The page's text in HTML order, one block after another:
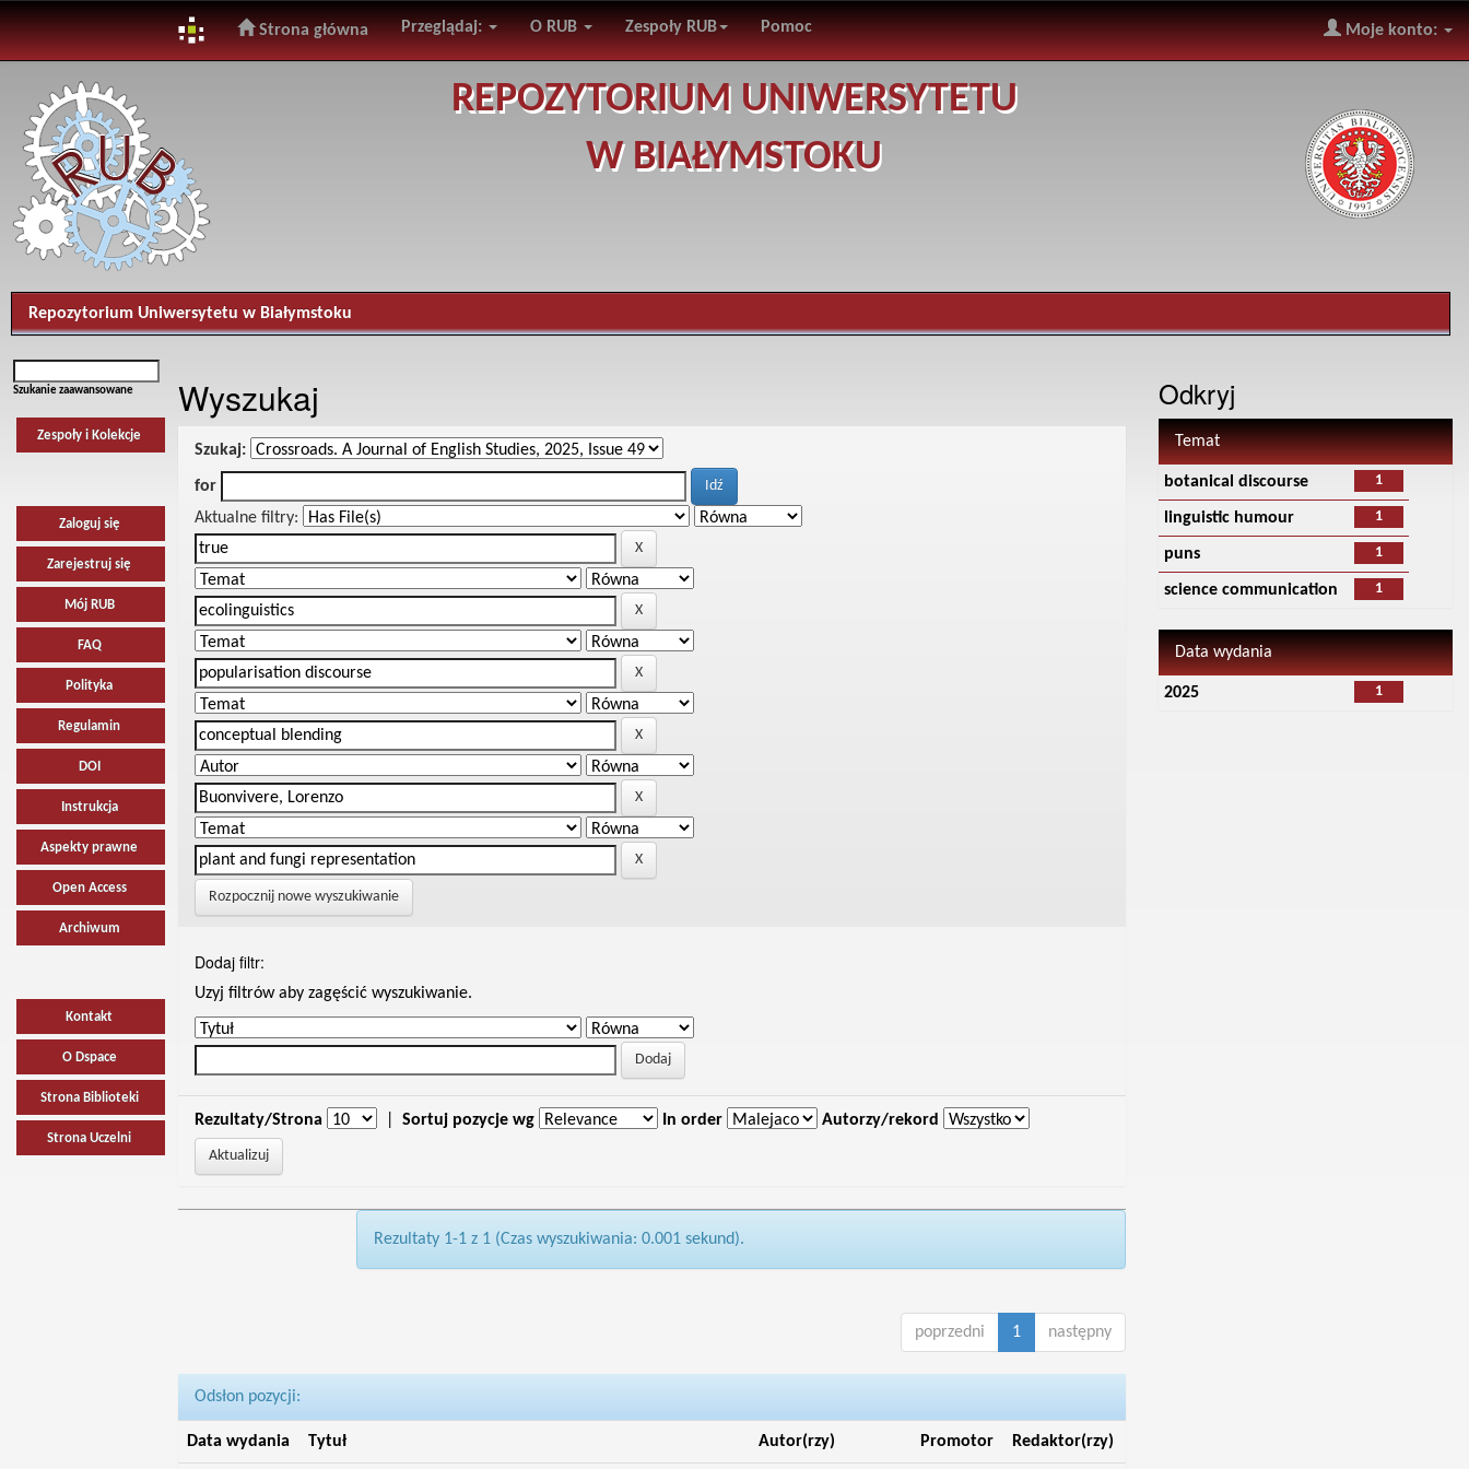
navigation
Strona główna Przeglądaj: O RUB Zespoły RUB Pomoc Moje konto:
REPOZYTORIUM UNIWERSYTETU
W BIAŁYMSTOKU
Repozytorium Uniwersytetu w Białymstoku
Szukanie zaawansowane
Zespoły i Kolekcje
Zaloguj się
Zarejestruj się
Mój RUB
FAQ
Polityka
Regulamin
DOI
Instrukcja
Aspekty prawne
Open Access
Archiwum
Kontakt
O Dspace
Strona Biblioteki
Strona Uczelni
Wyszukaj
Szukaj:
for
Aktualne filtry:
Rozpocznij nowe wyszukiwanie
Dodaj filtr:
Uzyj filtrów aby zagęścić wyszukiwanie.
Rezultaty/Strona Sortuj pozycje wg In order Autorzy/rekord
Rezultaty 1-1 z 1 (Czas wyszukiwania: 0.001 sekund).
poprzedni 1 następny
Odsłon pozycji:
Data wydania Tytuł Autor(rzy) Promotor Redaktor(rzy)
Odkryj
Temat
1
botanical discourse
1
linguistic humour
1
puns
1
science communication
Data wydania
1
2025